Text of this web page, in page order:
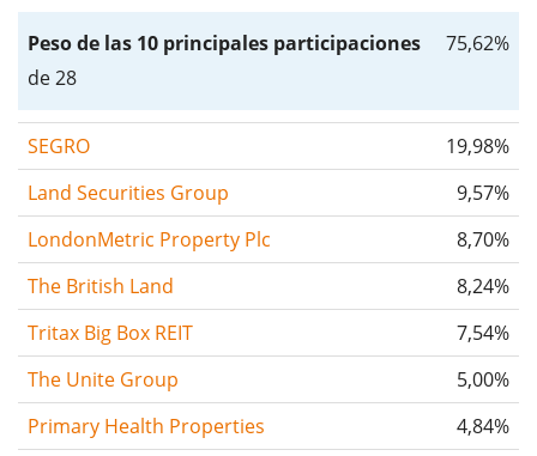
Peso de las 10 principales participaciones
de 28
75,62%
SEGRO
19,98%
Land Securities Group
9,57%
LondonMetric Property Plc
8,70%
The British Land
8,24%
Tritax Big Box REIT
7,54%
The Unite Group
5,00%
Primary Health Properties
4,84%